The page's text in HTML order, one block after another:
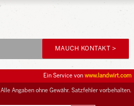
MAUCH KONTAKT >
Alle Angaben ohne Gewähr. Satzfehler vorbehalten.
Ein Service von www.landwirt.com